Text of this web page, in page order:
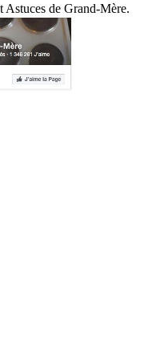
Astuces de Grand-Mère.